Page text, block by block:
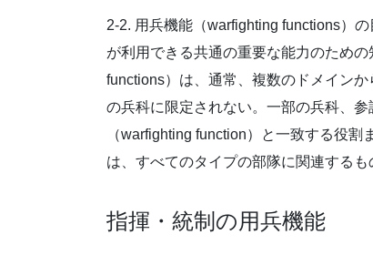
2-2. 用兵機能（warfighting functions）
が利用できる共通の重要な能力のため
functions）は、通常、複数のドメイン
の兵科に限定されない。一部の兵科、
（warfighting function）と一致する役割
は、すべてのタイプの部隊に関連するも
指揮・統制の用兵機能